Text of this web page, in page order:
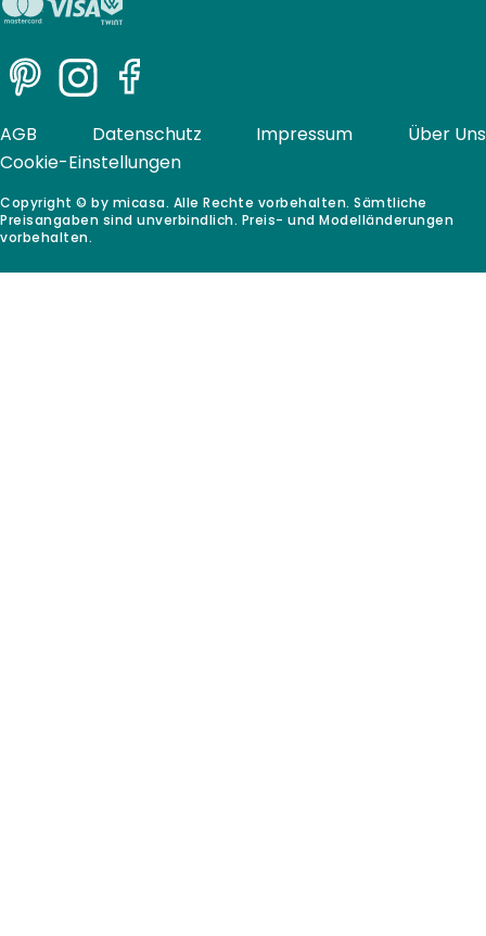
PinterestInstagramFacebook
Copyright © by micasa. Alle Rechte vorbehalten. Sämtliche
Preisangaben sind unverbindlich. Preis- und Modelländerungen
vorbehalten.
AGB Datenschutz Impressum
Über Uns
Cookie-Einstellungen